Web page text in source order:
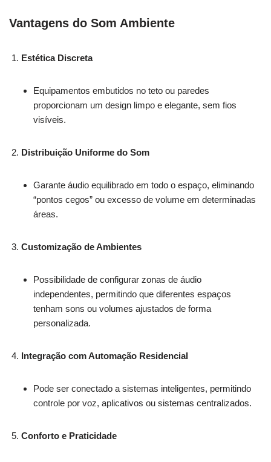
Vantagens do Som Ambiente
Estética Discreta
Equipamentos embutidos no teto ou paredes
proporcionam um design limpo e elegante, sem fios
visíveis.
Distribuição Uniforme do Som
Garante áudio equilibrado em todo o espaço, eliminando
“pontos cegos” ou excesso de volume em determinadas
áreas.
Customização de Ambientes
Possibilidade de configurar zonas de áudio
independentes, permitindo que diferentes espaços
tenham sons ou volumes ajustados de forma
personalizada.
Integração com Automação Residencial
Pode ser conectado a sistemas inteligentes, permitindo
controle por voz, aplicativos ou sistemas centralizados.
Conforto e Praticidade